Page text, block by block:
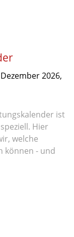
2026,
ist
Hier
welche
können - und